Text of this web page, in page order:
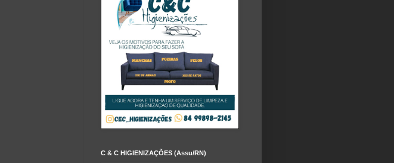
C & C HIGIENIZAÇÕES (Assu/RN)